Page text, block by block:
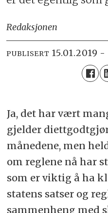
Redaksjonen
PUBLISERT 15.01.2019 -
Ja, det har vært
gjelder
månedene, men
om reglene nå har
som er viktig å ha
statens satser og
sammenheng med